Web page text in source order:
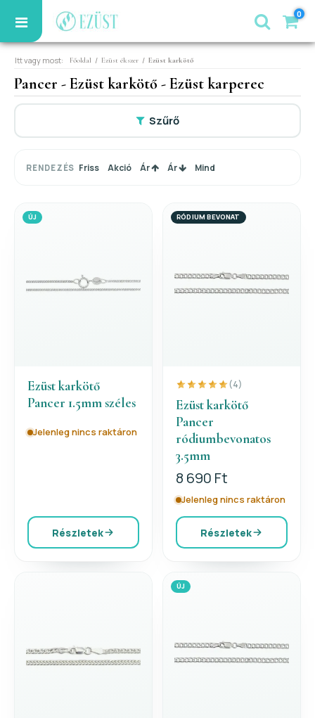
0
Itt vagy most: Főoldal / Ezüst ékszer / Ezüst karkötő
Pancer - Ezüst karkötő - Ezüst karperec
Szűrő
RENDEZÉS Friss Akció Ár Ár Mind
ÚJ
Ezüst karkötő
Pancer 1.5mm széles
Jelenleg nincs raktáron
Részletek
RÓDIUM BEVONAT
(4)
Ezüst karkötő
Pancer
ródiumbevonatos
3.5mm
8 690 Ft
Jelenleg nincs raktáron
Részletek
ÚJ